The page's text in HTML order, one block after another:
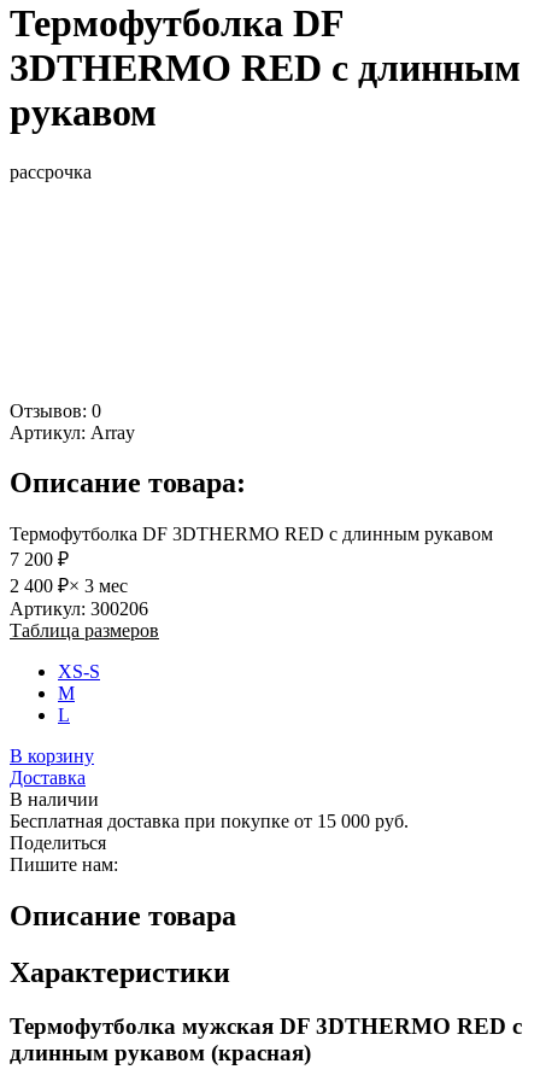
Термофутболка DF
3DTHERMO RED с длинным
рукавом
рассрочка
Отзывов: 0
Артикул: Array
Описание товара:
Термофутболка DF 3DTHERMO RED с длинным рукавом
7 200 ₽
2 400 ₽× 3 мес
Артикул: 300206
Таблица размеров
XS-S
M
L
В корзину
Доставка
В наличии
Бесплатная доставка при покупке от 15 000 руб.
Поделиться
Пишите нам:
Описание товара
Характеристики
Термофутболка мужская DF 3DTНERMO RED с
длинным рукавом (красная)